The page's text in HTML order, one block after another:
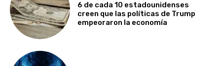
6 de cada 10 estadounidenses
creen que las políticas de Trump
empeoraron la economía